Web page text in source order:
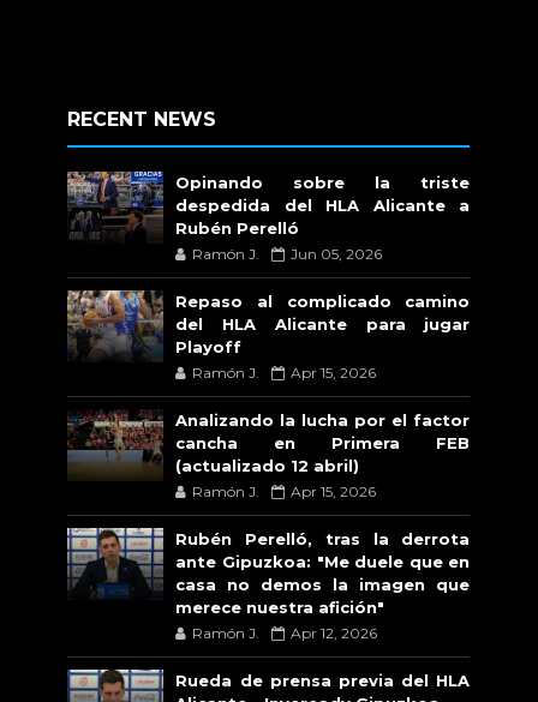
RECENT NEWS
Opinando sobre la triste
despedida del HLA Alicante a
Rubén Perelló
Ramón J. Jun 05, 2026
Repaso al complicado camino
del HLA Alicante para jugar
Playoff
Ramón J. Apr 15, 2026
Analizando la lucha por el factor
cancha en Primera FEB
(actualizado 12 abril)
Ramón J. Apr 15, 2026
Rubén Perelló, tras la derrota
ante Gipuzkoa: "Me duele que en
casa no demos la imagen que
merece nuestra afición"
Ramón J. Apr 12, 2026
Rueda de prensa previa del HLA